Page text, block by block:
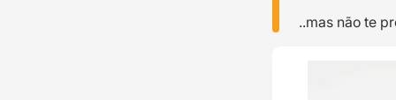
..mas não te